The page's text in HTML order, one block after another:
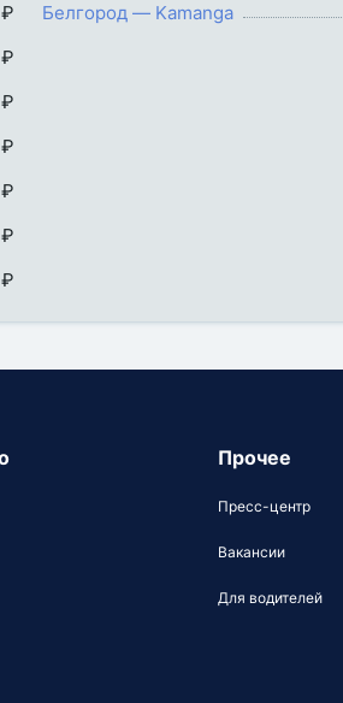
Белгород — Kamanga
Прочее
Пресс-центр
Вакансии
Для водителей